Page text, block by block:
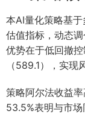
本AI量化策略基
估值指标，动态
优势在于低回撤
（589.1），实现
策略阿尔法收益
53.5%表明与市